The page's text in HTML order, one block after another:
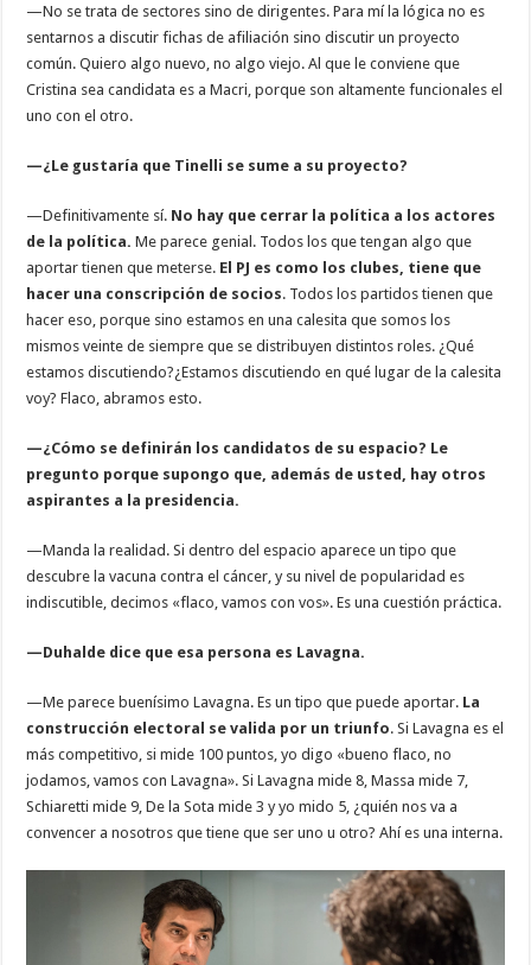
—No se trata de sectores sino de dirigentes. Para mí la lógica no es
sentarnos a discutir fichas de afiliación sino discutir un proyecto
común. Quiero algo nuevo, no algo viejo. Al que le conviene que
Cristina sea candidata es a Macri, porque son altamente funcionales el
uno con el otro.
—¿Le gustaría que Tinelli se sume a su proyecto?
—Definitivamente sí. No hay que cerrar la política a los actores
de la política. Me parece genial. Todos los que tengan algo que
aportar tienen que meterse. El PJ es como los clubes, tiene que
hacer una conscripción de socios. Todos los partidos tienen que
hacer eso, porque sino estamos en una calesita que somos los
mismos veinte de siempre que se distribuyen distintos roles. ¿Qué
estamos discutiendo?¿Estamos discutiendo en qué lugar de la calesita
voy? Flaco, abramos esto.
—¿Cómo se definirán los candidatos de su espacio? Le
pregunto porque supongo que, además de usted, hay otros
aspirantes a la presidencia.
—Manda la realidad. Si dentro del espacio aparece un tipo que
descubre la vacuna contra el cáncer, y su nivel de popularidad es
indiscutible, decimos «flaco, vamos con vos». Es una cuestión práctica.
—Duhalde dice que esa persona es Lavagna.
—Me parece buenísimo Lavagna. Es un tipo que puede aportar. La
construcción electoral se valida por un triunfo. Si Lavagna es el
más competitivo, si mide 100 puntos, yo digo «bueno flaco, no
jodamos, vamos con Lavagna». Si Lavagna mide 8, Massa mide 7,
Schiaretti mide 9, De la Sota mide 3 y yo mido 5, ¿quién nos va a
convencer a nosotros que tiene que ser uno u otro? Ahí es una interna.